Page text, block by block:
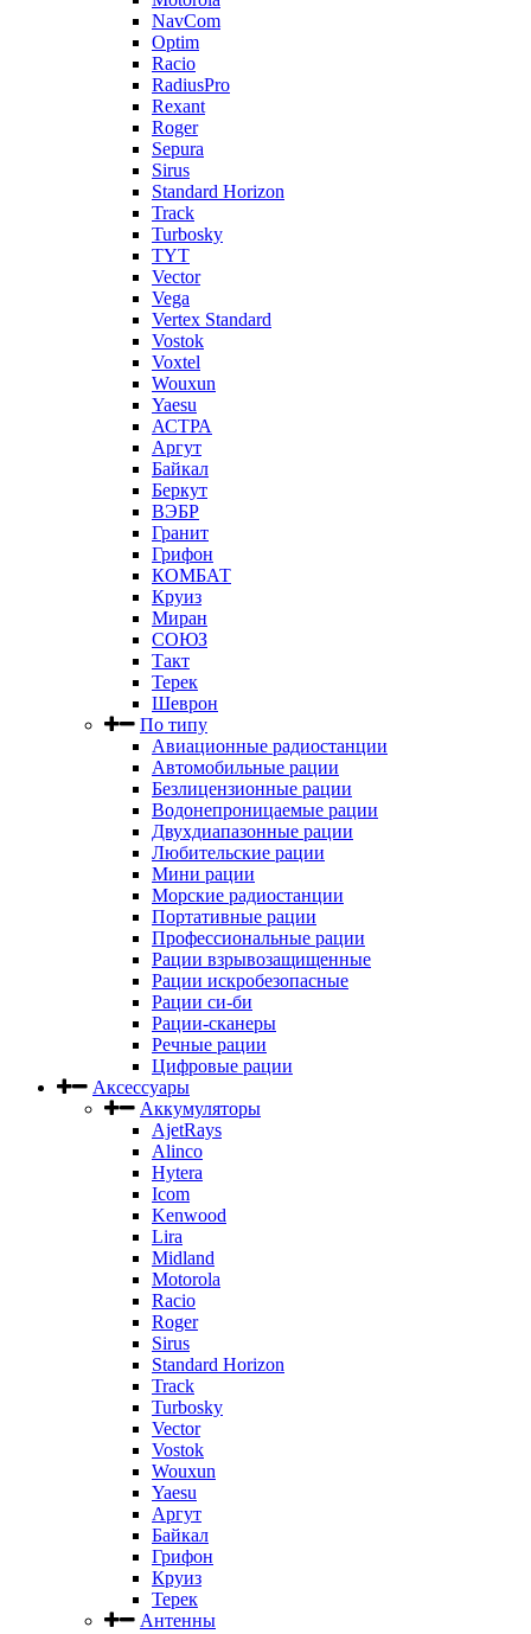
NavCom
Optim
Racio
RadiusPro
Rexant
Roger
Sepura
Sirus
Standard Horizon
Track
Turbosky
TYT
Vector
Vega
Vertex Standard
Vostok
Voxtel
Wouxun
Yaesu
АСТРА
Аргут
Байкал
Беркут
ВЭБР
Гранит
Грифон
КОМБАТ
Круиз
Миран
СОЮЗ
Такт
Терек
Шеврон
По типу
Авиационные радиостанции
Автомобильные рации
Безлицензионные рации
Водонепроницаемые рации
Двухдиапазонные рации
Любительские рации
Мини рации
Морские радиостанции
Портативные рации
Профессиональные рации
Рации взрывозащищенные
Рации искробезопасные
Рации си-би
Рации-сканеры
Речные рации
Цифровые рации
Аксессуары
Аккумуляторы
AjetRays
Alinco
Hytera
Icom
Kenwood
Lira
Midland
Motorola
Racio
Roger
Sirus
Standard Horizon
Track
Turbosky
Vector
Vostok
Wouxun
Yaesu
Аргут
Байкал
Грифон
Круиз
Терек
Антенны